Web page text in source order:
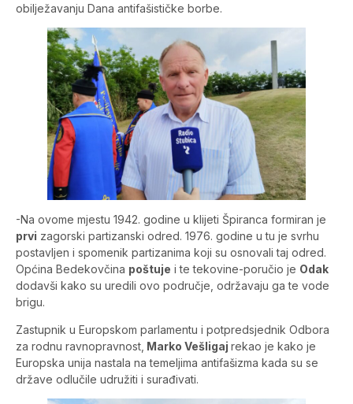
obilježavanju Dana antifašističke borbe.
-Na ovome mjestu 1942. godine u klijeti Špiranca formiran je
prvi zagorski partizanski odred. 1976. godine u tu je svrhu
postavljen i spomenik partizanima koji su osnovali taj odred.
Općina Bedekovčina poštuje i te tekovine-poručio je Odak
dodavši kako su uredili ovo područje, održavaju ga te vode
brigu.
Zastupnik u Europskom parlamentu i potpredsjednik Odbora
za rodnu ravnopravnost, Marko Vešligaj rekao je kako je
Europska unija nastala na temeljima antifašizma kada su se
države odlučile udružiti i surađivati.